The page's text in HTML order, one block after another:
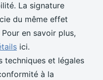
La signature
du même effet
en savoir plus,
ici.
techniques et légales
à la